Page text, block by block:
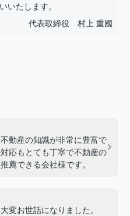
いたします。
代表取締役 村上 重國
動産の知識が非常に豊富で
応もとても丁寧で不動産の
薦できる会社様です。
変お世話になりました。